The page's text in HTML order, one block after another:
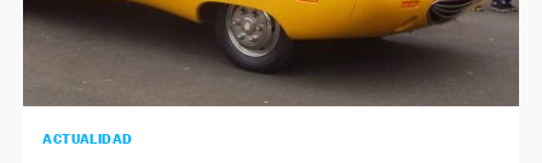
ACTUALIDAD